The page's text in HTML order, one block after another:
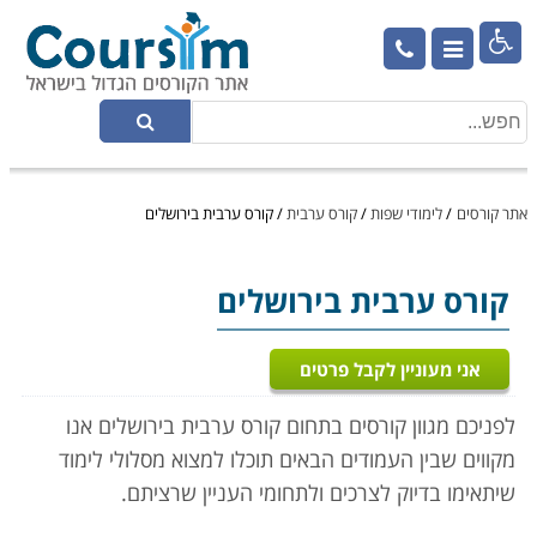

אתר קורסים /לימודי שפות/קורס ערבית/קורס ערבית בירושלים
קורס ערביתבירושלים
אני מעוניין לקבל פרטים
לפניכם מגוון קורסים בתחום קורס ערבית בירושלים אנו
מקווים שבין העמודים הבאים תוכלו למצוא מסלולי לימוד
שיתאימו בדיוק לצרכים ולתחומי העניין שרציתם.